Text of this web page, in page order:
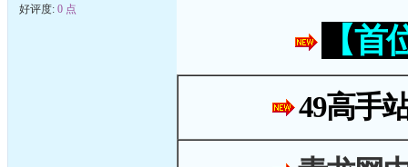
好评度: 0 点
【
49高手